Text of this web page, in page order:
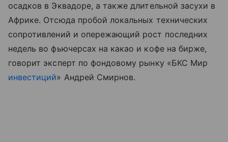
осадков в Эквадоре, а также длительной засухи в
Африке. Отсюда пробой локальных технических
сопротивлений и опережающий рост последних
недель во фьючерсах на какао и кофе на бирже,
говорит эксперт по фондовому рынку «БКС Мир
инвестиций» Андрей Смирнов.